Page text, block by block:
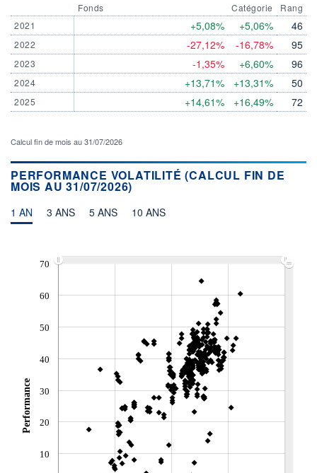
09/04 05/08
CATÉGORIE MORNINGSTAR
Actions Marchés
Emergents
TARIFS PRIVILÉGIÉS
ÉLIGIBILITÉ
PEA PEA-PME BOURSOVIE LUX
NOTATION MORNINGSTAR ⁽¹⁾
+ PORTEFEUILLE
2021
2022
2023
2024
2025
Fonds
+5,08%
-27,12%
-1,35%
+13,71%
+14,61%
Catégorie
+5,06%
-16,78%
+6,60%
+13,31%
+16,49%
Rang
46
95
96
50
72
Calcul fin de mois au 31/07/2026
PERFORMANCE VOLATILITÉ (CALCUL FIN DE
MOIS AU 31/07/2026)
1 AN 3 ANS 5 ANS 10 ANS
10
20
30
40
50
60
70
Performance